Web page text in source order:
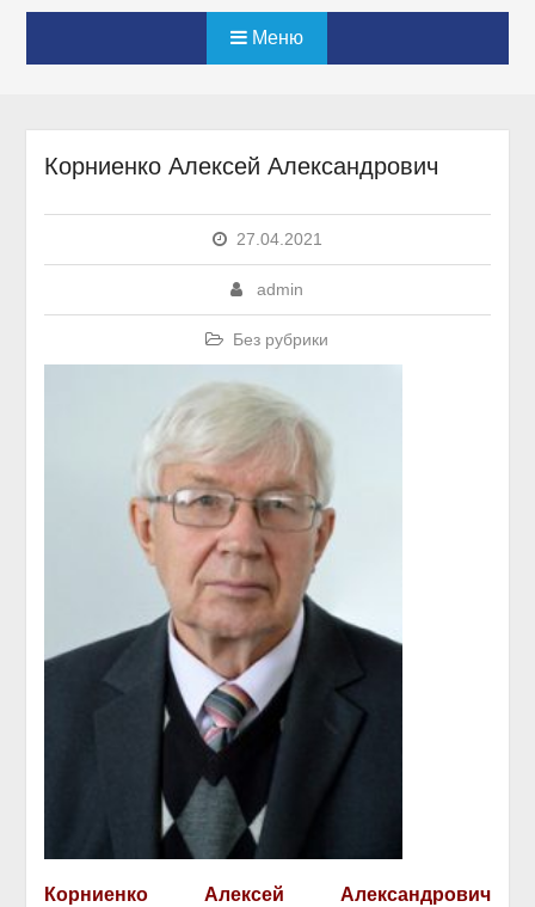
Меню
Корниенко Алексей Александрович
27.04.2021
admin
Без рубрики
Корниенко Алексей Александрович